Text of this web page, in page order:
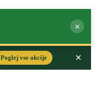
×
Poglej vse akcije ×